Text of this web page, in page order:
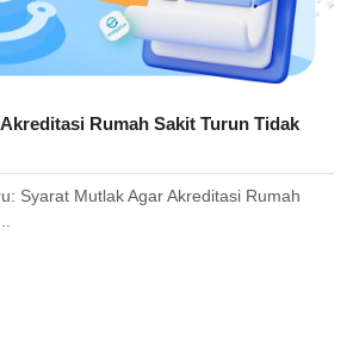
Rumah Sakit Turun Tidak
Syarat Mutlak Agar Akreditasi Rumah